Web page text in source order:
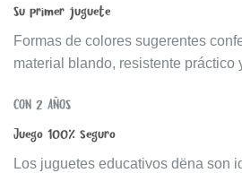
Su primer juguete
Formas de colores sugerentes
material blando, resistente práctico
CON 2 AÑOS
Juego 100% seguro
Los juguetes educativos dëna son